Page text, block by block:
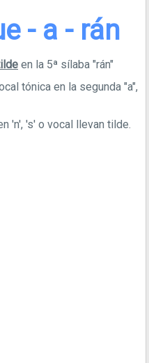
- a - rán
en la 5ª sílaba "rán"
tónica en la segunda "a",
'n', 's' o vocal llevan tilde.